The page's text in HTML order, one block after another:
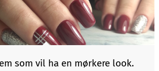
som vil ha en mørkere look.